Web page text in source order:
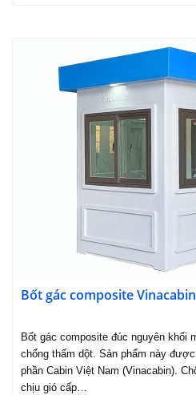
Bốt gác composite
Bốt gác composite đúc nguyên khối
chống thấm dột. Sản phẩm này
phần Cabin Việt Nam (Vinacabin).
chịu gió cấp…